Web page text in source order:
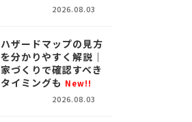
2026.08.03
ハザードマップの見方
を分かりやすく解説｜
家づくりで確認すべき
タイミングも New!!
2026.08.03